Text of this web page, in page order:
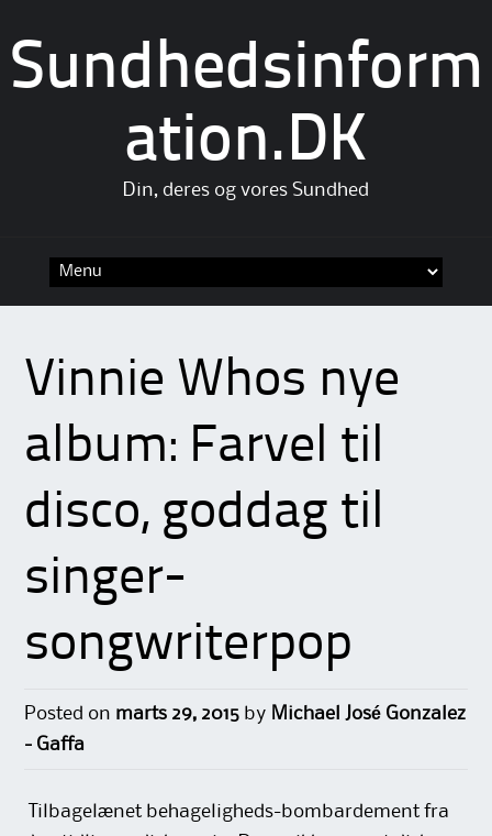
Sundhedsinform
ation.DK
Din, deres og vores Sundhed
Vinnie Whos nye
album: Farvel til
disco, goddag til
singer-
songwriterpop
Posted on marts 29, 2015 by Michael José Gonzalez
- Gaffa
Tilbagelænet behageligheds-bombardement fra